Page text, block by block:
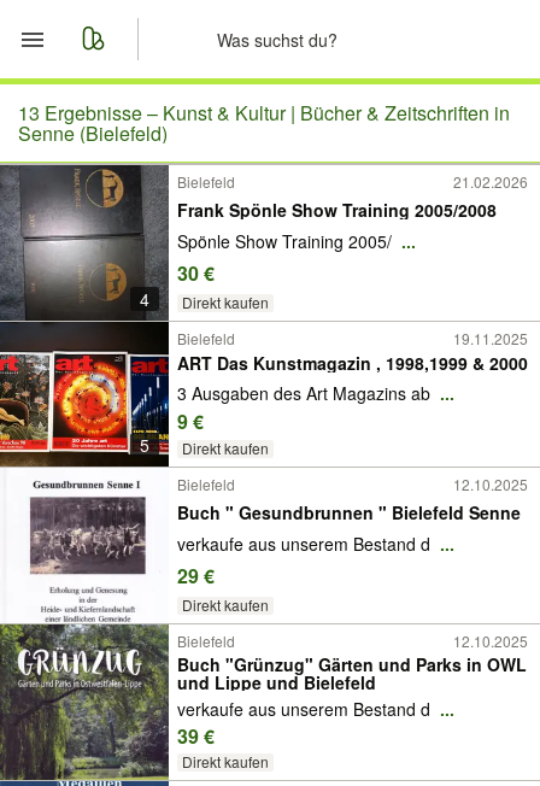
Start
Merkliste
Nachrichten
Anzeige aufgeben
13 Ergebnisse – Kunst & Kultur | Bücher & Zeitschriften in
Senne (Bielefeld)
4
Bielefeld 21.02.2026
Frank Spönle Show Training 2005/2008
Spönle Show Training 2005/ ...
30 €
Direkt kaufen
5
Bielefeld 19.11.2025
ART Das Kunstmagazin , 1998,1999 & 2000
3 Ausgaben des Art Magazins ab ...
9 €
Direkt kaufen
Bielefeld
12.10.2025
Buch " Gesundbrunnen " Bielefeld Senne
verkaufe aus unserem Bestand d ...
29 €
Direkt kaufen
Bielefeld
12.10.2025
Buch "Grünzug" Gärten und Parks in OWL
und Lippe und Bielefeld
verkaufe aus unserem Bestand d ...
39 €
Direkt kaufen